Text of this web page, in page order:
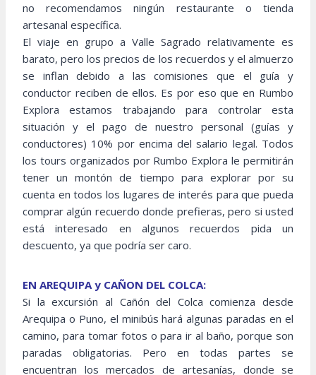
no recomendamos ningún restaurante o tienda
artesanal específica.
El viaje en grupo a Valle Sagrado relativamente es
barato, pero los precios de los recuerdos y el almuerzo
se inflan debido a las comisiones que el guía y
conductor reciben de ellos. Es por eso que en Rumbo
Explora estamos trabajando para controlar esta
situación y el pago de nuestro personal (guías y
conductores) 10% por encima del salario legal. Todos
los tours organizados por Rumbo Explora le permitirán
tener un montón de tiempo para explorar por su
cuenta en todos los lugares de interés para que pueda
comprar algún recuerdo donde prefieras, pero si usted
está interesado en algunos recuerdos pida un
descuento, ya que podría ser caro.
EN AREQUIPA y CAÑON DEL COLCA:
Si la excursión al Cañón del Colca comienza desde
Arequipa o Puno, el minibús hará algunas paradas en el
camino, para tomar fotos o para ir al baño, porque son
paradas obligatorias. Pero en todas partes se
encuentran los mercados de artesanías, donde se